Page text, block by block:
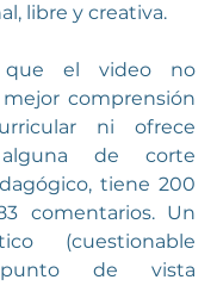
libre y creativa.
el video no
comprensión
ni ofrece
alguna de corte
tiene 200
comentarios. Un
(cuestionable
de vista